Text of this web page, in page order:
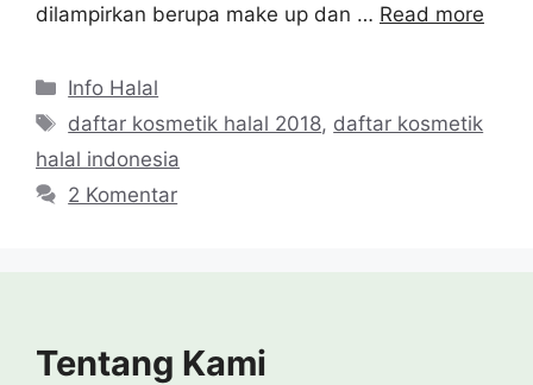
dilampirkan berupa make up dan … Read more
Kategori
Info Halal
Tag
daftar kosmetik halal 2018, daftar kosmetik
halal indonesia
2 Komentar
Tentang Kami